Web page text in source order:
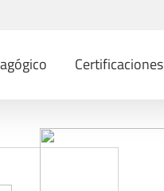
Certificaciones